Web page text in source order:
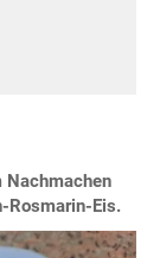
Nachmachen
Rosmarin-Eis.